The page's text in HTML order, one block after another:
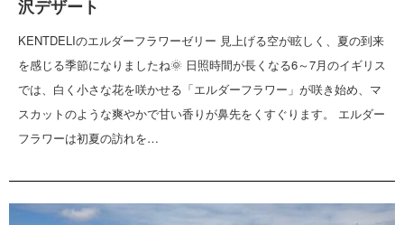
沢デザート
KENTDELIのエルダーフラワーゼリー 見上げる空が眩しく、夏の到来
を感じる季節になりましたね🌞 日照時間が長くなる6～7月のイギリス
では、白く小さな花を咲かせる「エルダーフラワー」が咲き始め、マ
スカットのような爽やかで甘い香りが鼻先をくすぐります。 エルダー
フラワーは初夏の訪れを…